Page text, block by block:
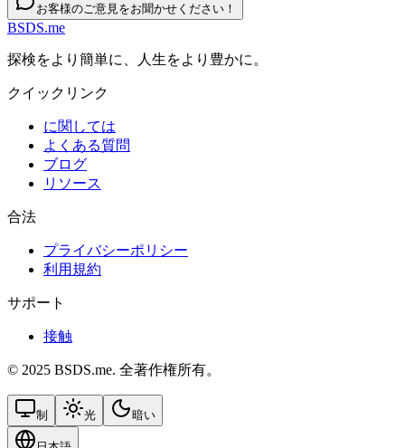
お客様のご意見をお聞かせください！
BSDS.me
探検をより簡単に、人生をより豊かに。
クイックリンク
に関しては
よくある質問
ブログ
リソース
合法
プライバシーポリシー
利用規約
サポート
接触
© 2025 BSDS.me. 全著作権所有。
制 光 暗い